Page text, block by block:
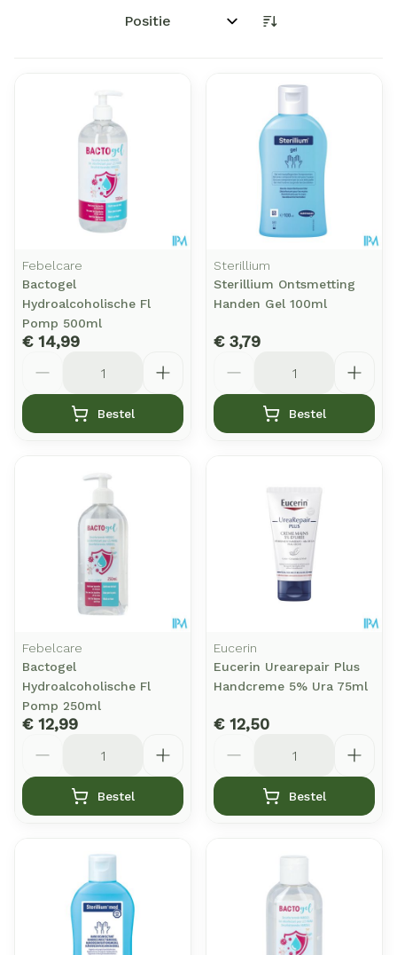
Sorteer op:
Febelcare
Bactogel
Hydroalcoholische Fl
Pomp 500ml
€ 14,99
Bestel
Sterillium
Sterillium Ontsmetting
Handen Gel 100ml
€ 3,79
Bestel
Febelcare
Bactogel
Hydroalcoholische Fl
Pomp 250ml
€ 12,99
Bestel
Eucerin
Eucerin Urearepair Plus
Handcreme 5% Ura 75ml
€ 12,50
Bestel